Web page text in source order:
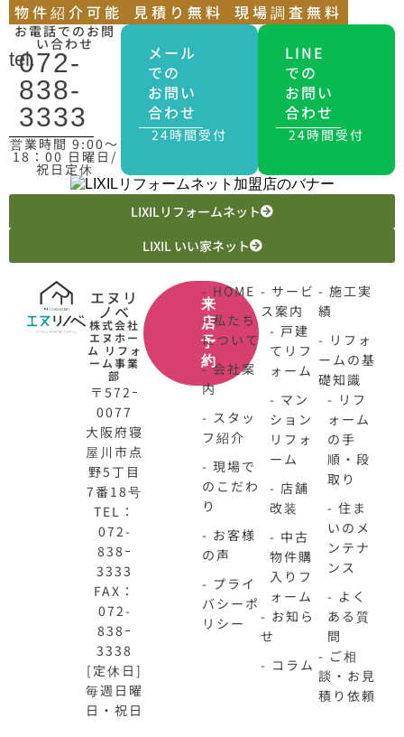
物件紹介可能
見積り無料 現場調査無料
お電話でのお問
い合わせ
tel.
072-
838-
3333
営業時間 9:00〜
18：00 日曜日/
祝日定休
メール
での
お問い
合わせ
24時間受付
LINE
での
お問い
合わせ
24時間受付
LIXILリフォームネット
LIXIL いい家ネット
エヌリ
ノベ
株式会社
エヌホー
ム リフォ
ーム事業
部
〒572ｰ
0077
大阪府寝
屋川市点
野5丁目
7番18号
TEL：
072-
838ｰ
3333
FAX：
072-
838ｰ
3338
[定休日]
毎週日曜
日・祝日
来
店
予
約
- HOME
- 私たち
について
- 会社案
内
- スタッ
フ紹介
- 現場で
のこだわ
り
- お客様
の声
- プライ
バシーポ
リシー
- サービ
ス案内
- 戸建
てリフ
ォーム
- マン
ション
リフォ
ーム
- 店舗
改装
- 中古
物件購
入りフ
ォーム
- お知ら
せ
- コラム
- 施工実
績
- リフォ
ームの基
礎知識
- リフ
ォーム
の手
順・段
取り
- 住ま
いのメ
ンテナ
ンス
- よく
ある質
問
- ご相
談・お見
積り依頼